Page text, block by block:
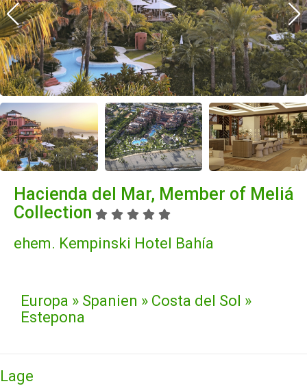
Hacienda del Mar, Member of Meliá
Collection
ehem. Kempinski Hotel Bahía
Europa » Spanien » Costa del Sol »
Estepona
Lage